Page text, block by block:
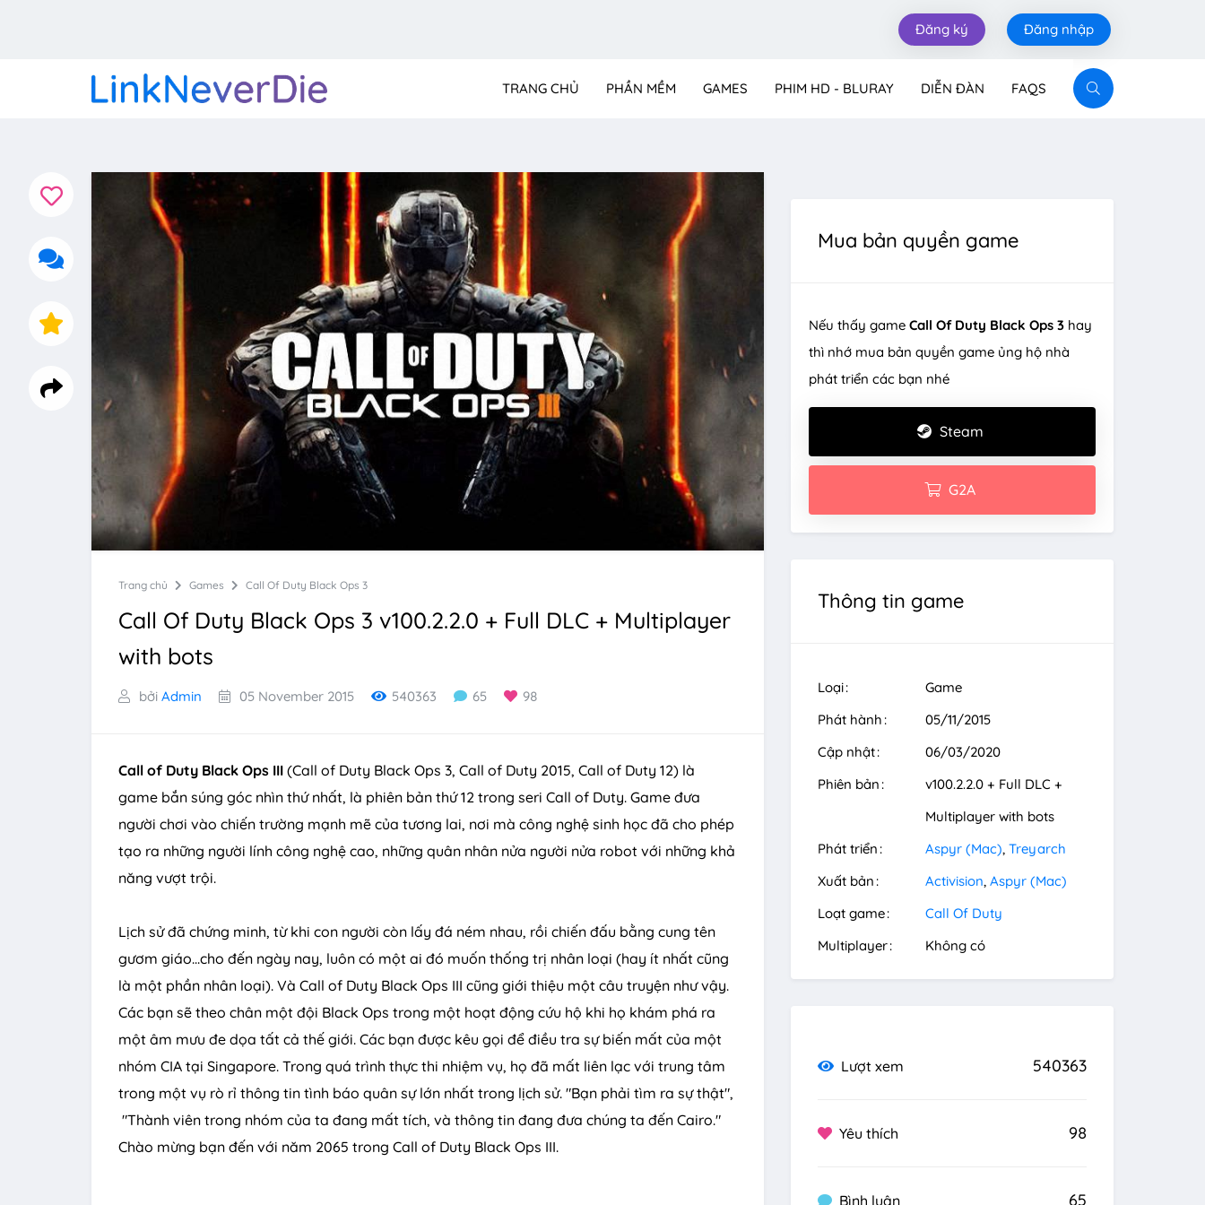
Đăng ký Đăng nhập
TRANG CHỦ PHẦN MỀM GAMES PHIM HD - BLURAY DIỄN ĐÀN FAQS
Trang chủ Games Call Of Duty Black Ops 3
Call Of Duty Black Ops 3 v100.2.2.0 + Full DLC + Multiplayer
with bots
bởi Admin 05 November 2015 540363 65 98
Call of Duty Black Ops III (Call of Duty Black Ops 3, Call of Duty 2015, Call of Duty 12) là
game bắn súng góc nhìn thứ nhất, là phiên bản thứ 12 trong seri Call of Duty. Game đưa
người chơi vào chiến trường mạnh mẽ của tương lai, nơi mà công nghệ sinh học đã cho phép
tạo ra những người lính công nghệ cao, những quân nhân nửa người nửa robot với những khả
năng vượt trội.
Lịch sử đã chứng minh, từ khi con người còn lấy đá ném nhau, rồi chiến đấu bằng cung tên
gươm giáo...cho đến ngày nay, luôn có một ai đó muốn thống trị nhân loại (hay ít nhất cũng
là một phần nhân loại). Và Call of Duty Black Ops III cũng giới thiệu một câu truyện như vậy.
Các bạn sẽ theo chân một đội Black Ops trong một hoạt động cứu hộ khi họ khám phá ra
một âm mưu đe dọa tất cả thế giới. Các bạn được kêu gọi để điều tra sự biến mất của một
nhóm CIA tại Singapore. Trong quá trình thực thi nhiệm vụ, họ đã mất liên lạc với trung tâm
trong một vụ rò rỉ thông tin tình báo quân sự lớn nhất trong lịch sử. "Bạn phải tìm ra sự thật",
"Thành viên trong nhóm của ta đang mất tích, và thông tin đang đưa chúng ta đến Cairo."
Chào mừng bạn đến với năm 2065 trong Call of Duty Black Ops III.
Mua bản quyền game
Nếu thấy game Call Of Duty Black Ops 3 hay
thì nhớ mua bản quyền game ủng hộ nhà
phát triển các bạn nhé
Steam
G2A
Thông tin game
Loại
Game
Phát hành
05/11/2015
Cập nhật
06/03/2020
Phiên bản
v100.2.2.0 + Full DLC +
Multiplayer with bots
Phát triển
Aspyr (Mac) Treyarch
Xuất bản
Activision Aspyr (Mac)
Loạt game
Call Of Duty
Multiplayer
Không có
Lượt xem 540363
Yêu thích 98
Bình luận 65